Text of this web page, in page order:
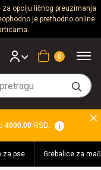
opciju ličnog preuzimanja
je prethodno online
Korpa
4000.00RSD.
za pse Grebalice za